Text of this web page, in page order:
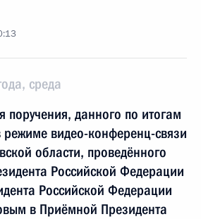
среда
поручения, данного по итогам
видео-конференц-связи
области, проведённого
Российской Федерации
Российской Федерации
в Приёмной Президента